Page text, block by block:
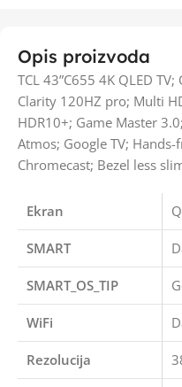
Opis proizvoda
TCL 43”C655 4K QLED
Clarity 120HZ pro; Multi
HDR10+; Game Master
Atmos; Google TV;
Chromecast; Bezel less
Ekran
SMART
SMART_OS_TIP
WiFi
Rezolucija